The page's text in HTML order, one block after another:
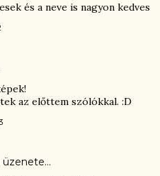
és a neve is nagyon kedves
az előttem szólókkal. :D
üzenete…